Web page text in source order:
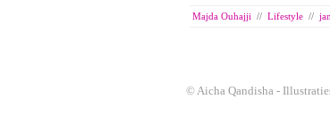
Majda Ouhajji // Lifestyle //
© Aicha Qandisha -